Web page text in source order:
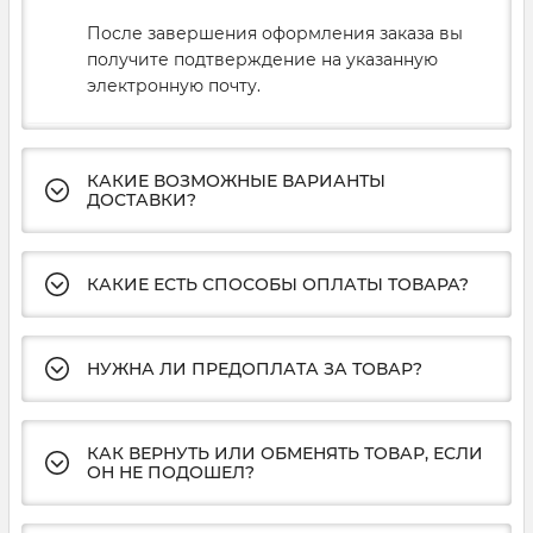
После завершения оформления заказа вы
получите подтверждение на указанную
электронную почту.
КАКИЕ ВОЗМОЖНЫЕ ВАРИАНТЫ
ДОСТАВКИ?
КАКИЕ ЕСТЬ СПОСОБЫ ОПЛАТЫ ТОВАРА?
НУЖНА ЛИ ПРЕДОПЛАТА ЗА ТОВАР?
КАК ВЕРНУТЬ ИЛИ ОБМЕНЯТЬ ТОВАР, ЕСЛИ
ОН НЕ ПОДОШЕЛ?